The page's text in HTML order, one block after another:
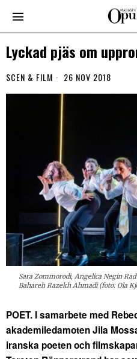
Lyckad pjäs om
SCEN & FILM 26 NOV 2018
Sara Zommorodi, Angelica Negin
Bahareh Razekh Ahmadi (foto: Ola
POET. I samarbete med
akademiledamoten Jila
iranska poeten och